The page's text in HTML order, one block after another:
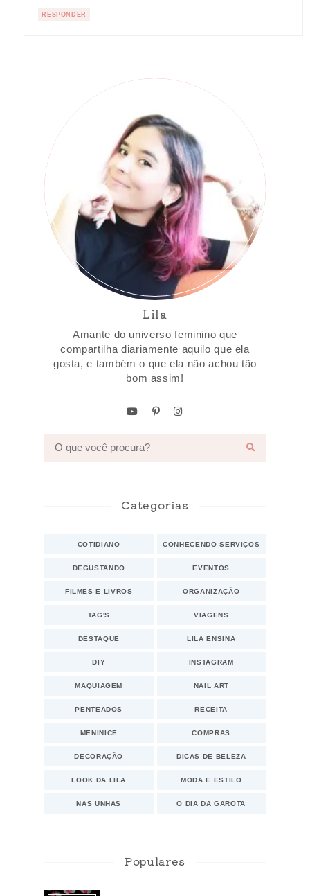
RESPONDER
Lila
Amante do universo feminino que
compartilha diariamente aquilo que ela
gosta, e também o que ela não achou tão
bom assim!
Categorias
COTIDIANO CONHECENDO SERVIÇOS
DEGUSTANDO EVENTOS
FILMES E LIVROS ORGANIZAÇÃO
TAG'S VIAGENS
DESTAQUE LILA ENSINA
DIY INSTAGRAM
MAQUIAGEM NAIL ART
PENTEADOS RECEITA
MENINICE COMPRAS
DECORAÇÃO DICAS DE BELEZA
LOOK DA LILA MODA E ESTILO
NAS UNHAS O DIA DA GAROTA
Populares